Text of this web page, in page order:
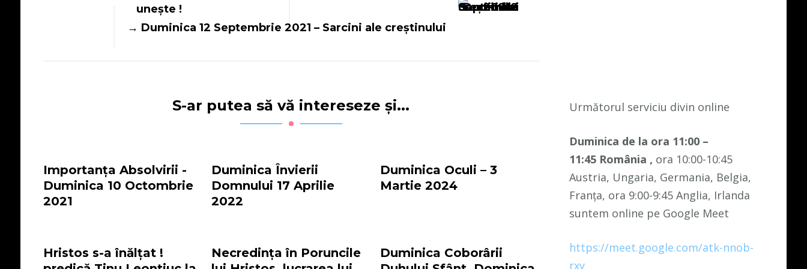
unește !
Duminica 12 Septembrie 2021 – Sarcini ale creștinului
S-ar putea să vă intereseze și...
Importanța Absolvirii -
Duminica 10 Octombrie
2021
Duminica Învierii
Domnului 17 Aprilie
2022
Duminica Oculi – 3
Martie 2024
Hristos s-a înălțat !
Necredința în Poruncile
Duminica Coborârii
Următorul serviciu divin online
Duminica de la ora 11:00 –
11:45 România , ora 10:00-10:45
Austria, Ungaria, Germania, Belgia,
Franța, ora 9:00-9:45 Anglia, Irlanda
suntem online pe Google Meet
https://meet.google.com/atk-nnob-
rxy